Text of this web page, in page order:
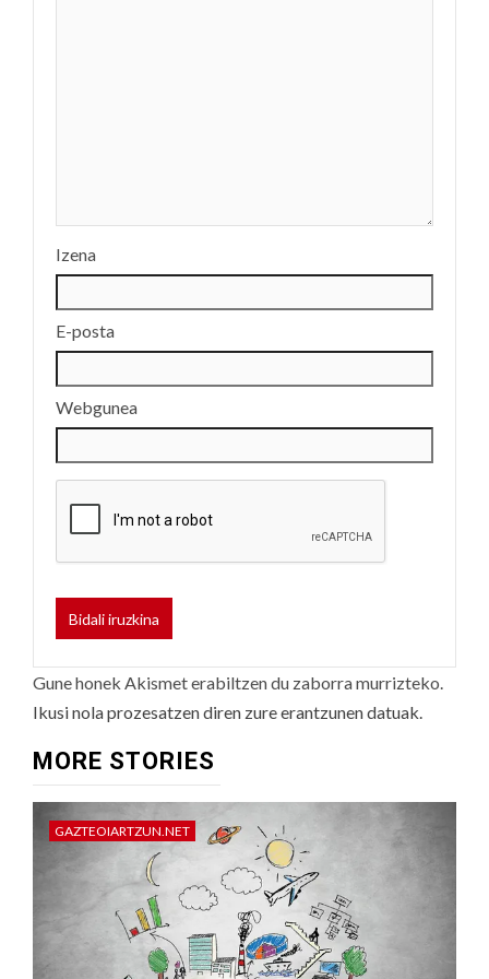
Izena
E-posta
Webgunea
Gune honek Akismet erabiltzen du zaborra murrizteko.
Ikusi nola prozesatzen diren zure erantzunen datuak.
MORE STORIES
GAZTEOIARTZUN.NET